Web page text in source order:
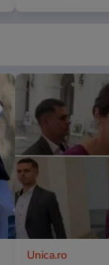
Unica.ro